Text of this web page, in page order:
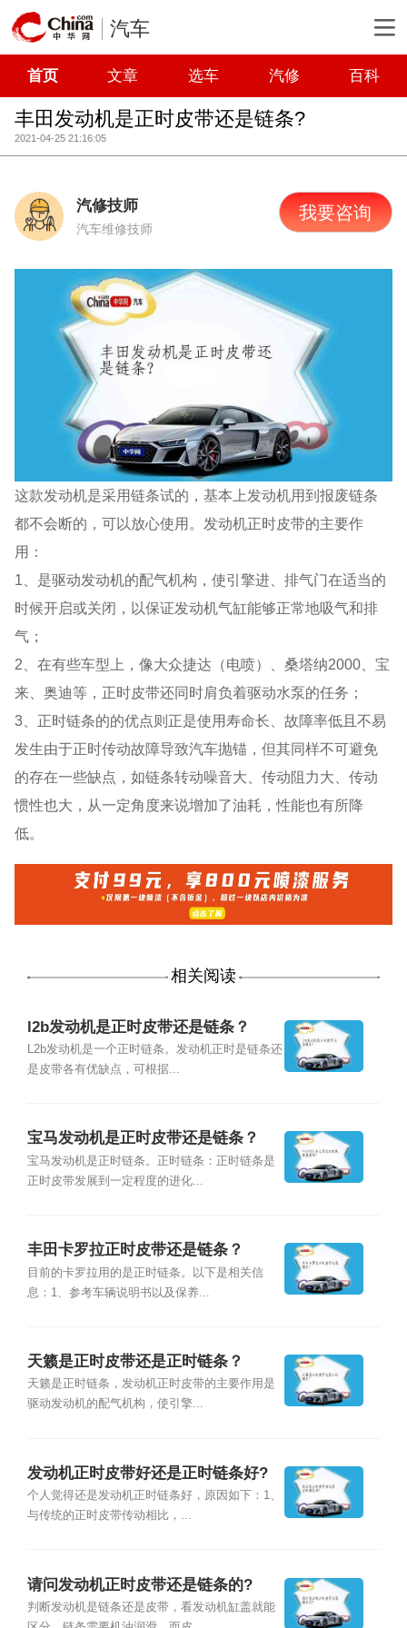
汽车
首页 文章 选车 汽修 百科
丰田发动机是正时皮带还是链条?
2021-04-25 21:16:05
汽修技师
汽车维修技师
我要咨询
这款发动机是采用链条试的，基本上发动机用到报废链条
都不会断的，可以放心使用。发动机正时皮带的主要作
用：
1、是驱动发动机的配气机构，使引擎进、排气门在适当的
时候开启或关闭，以保证发动机气缸能够正常地吸气和排
气；
2、在有些车型上，像大众捷达（电喷）、桑塔纳2000、宝
来、奥迪等，正时皮带还同时肩负着驱动水泵的任务；
3、正时链条的的优点则正是使用寿命长、故障率低且不易
发生由于正时传动故障导致汽车抛锚，但其同样不可避免
的存在一些缺点，如链条转动噪音大、传动阻力大、传动
惯性也大，从一定角度来说增加了油耗，性能也有所降
低。
相关阅读
l2b发动机是正时皮带还是链条？
L2b发动机是一个正时链条。发动机正时是链条还
是皮带各有优缺点，可根据...
宝马发动机是正时皮带还是链条？
宝马发动机是正时链条。正时链条：正时链条是
正时皮带发展到一定程度的进化...
丰田卡罗拉正时皮带还是链条？
目前的卡罗拉用的是正时链条。以下是相关信
息：1、参考车辆说明书以及保养...
天籁是正时皮带还是正时链条？
天籁是正时链条，发动机正时皮带的主要作用是
驱动发动机的配气机构，使引擎...
发动机正时皮带好还是正时链条好?
个人觉得还是发动机正时链条好，原因如下：1、
与传统的正时皮带传动相比，...
请问发动机正时皮带还是链条的?
判断发动机是链条还是皮带，看发动机缸盖就能